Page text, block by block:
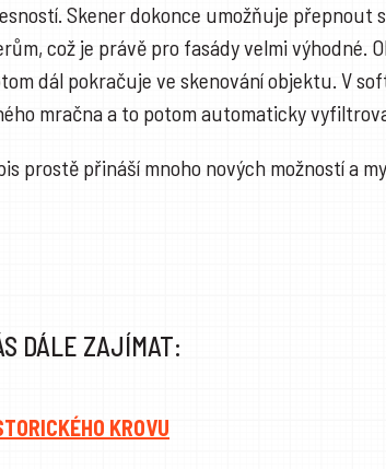
Skener dokonce umožňuje přepnout
což je právě pro fasády velmi výhodné.
dál pokračuje ve skenování objektu. V
mračna a to potom automaticky
prostě přináší mnoho nových možností a
DÁLE ZAJÍMAT:
KROVU